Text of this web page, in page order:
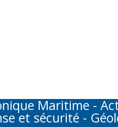
Maritime -
et sécurité -